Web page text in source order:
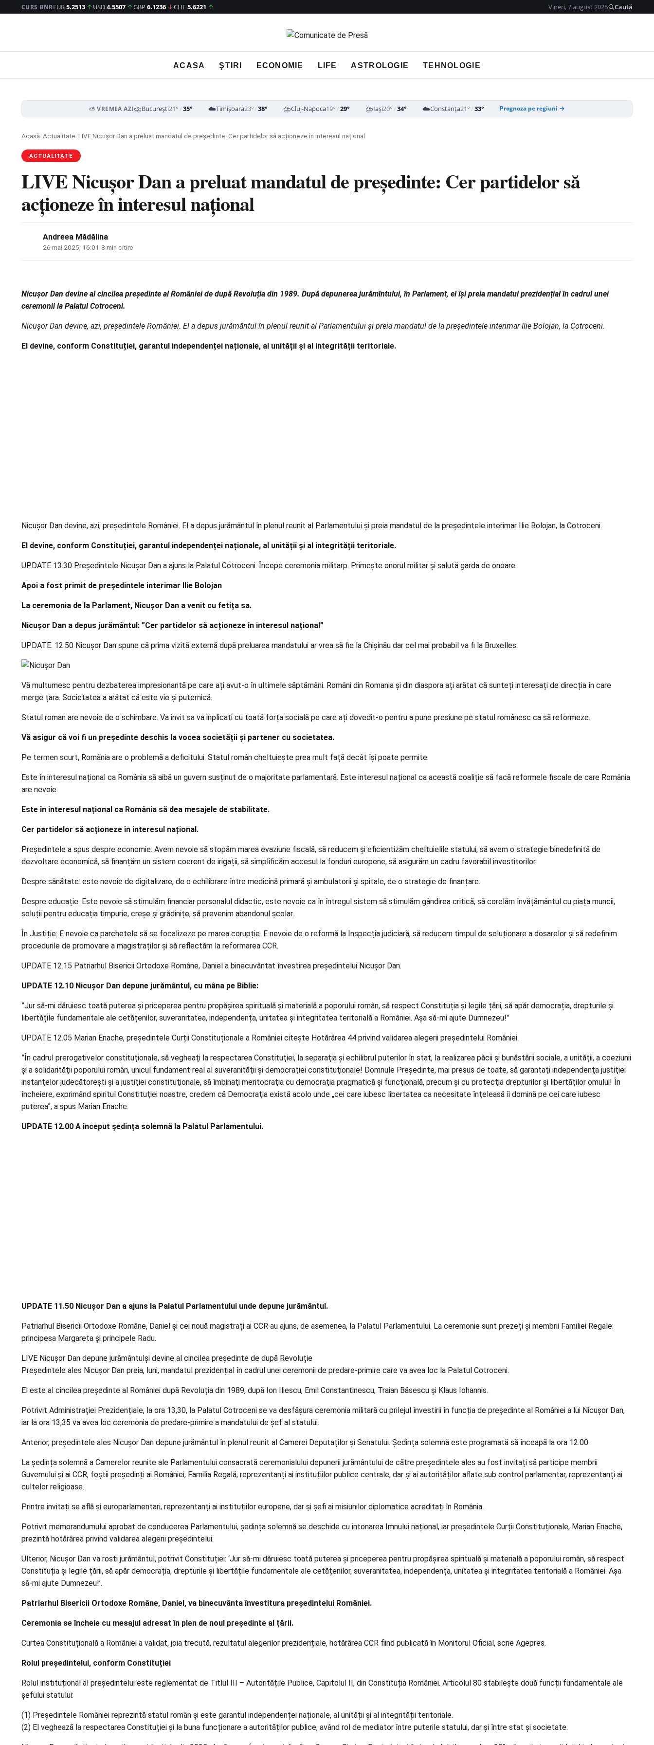
CURS BNR EUR5.2513 ↑USD4.5507 ↑GBP 6.1236 ↓CHF5.6221 ↑ Vineri, 7 august 2026 Caută
ACASA ŞTIRI ECONOMIE LIFE ASTROLOGIE TEHNOLOGIE
⛅ VREMEA AZI ⛈️București21°/35° ☁️Timișoara23°/38° ⛈️Cluj-Napoca19°/29° ⛈️Iași20°/34° ☁️Constanța21°/33° Prognoza pe regiuni →
Acasă/Actualitate/LIVE Nicușor Dan a preluat mandatul de președinte: Cer partidelor să acționeze în interesul național
ACTUALITATE
LIVE Nicușor Dan a preluat mandatul de președinte: Cer partidelor să
acționeze în interesul național
Andreea Mădălina
26 mai 2025, 16:01 8 min citire
Nicușor Dan devine al cincilea președinte al României de după Revoluția din 1989. După depunerea jurămîntului, în Parlament, el își preia mandatul prezidențial în cadrul unei
ceremonii la Palatul Cotroceni.
Nicușor Dan devine, azi, președintele României. El a depus jurământul în plenul reunit al Parlamentului și preia mandatul de la președintele interimar Ilie Bolojan, la Cotroceni.
El devine, conform Constituției, garantul independenței naționale, al unității și al integrității teritoriale.
Nicușor Dan devine, azi, președintele României. El a depus jurământul în plenul reunit al Parlamentului și preia mandatul de la președintele interimar Ilie Bolojan, la Cotroceni.
El devine, conform Constituției, garantul independenței naționale, al unității și al integrității teritoriale.
UPDATE 13.30 Președintele Nicușor Dan a ajuns la Palatul Cotroceni. Începe ceremonia militarp. Primește onorul militar și salută garda de onoare.
Apoi a fost primit de președintele interimar Ilie Bolojan
La ceremonia de la Parlament, Nicușor Dan a venit cu fetița sa.
Nicușor Dan a depus jurământul: ”Cer partidelor să acționeze în interesul național”
UPDATE. 12.50 Nicușor Dan spune că prima vizită externă după preluarea mandatului ar vrea să fie la Chișinău dar cel mai probabil va fi la Bruxelles.
Vă multumesc pentru dezbaterea impresionantă pe care ați avut-o în ultimele săptămâni. Români din Romania și din diaspora ați arătat că sunteți interesați de direcția în care
merge țara. Societatea a arătat că este vie și puternică.
Statul roman are nevoie de o schimbare. Va invit sa va inplicati cu toată forța socială pe care ați dovedit-o pentru a pune presiune pe statul românesc ca să reformeze.
Vă asigur că voi fi un președinte deschis la vocea societății și partener cu societatea.
Pe termen scurt, România are o problemă a deficitului. Statul român cheltuiește prea mult față decât își poate permite.
Este în interesul național ca România să aibă un guvern susținut de o majoritate parlamentară. Este interesul național ca această coaliție să facă reformele fiscale de care România
are nevoie.
Este în interesul național ca România să dea mesajele de stabilitate.
Cer partidelor să acționeze în interesul național.
Președintele a spus despre economie: Avem nevoie să stopăm marea evaziune fiscală, să reducem și eficientizăm cheltuielile statului, să avem o strategie binedefinită de
dezvoltare economică, să finanțăm un sistem coerent de irigații, să simplificăm accesul la fonduri europene, să asigurăm un cadru favorabil investitorilor.
Despre sănătate: este nevoie de digitalizare, de o echilibrare între medicină primară și ambulatorii și spitale, de o strategie de finanțare.
Despre educație: Este nevoie să stimulăm financiar personalul didactic, este nevoie ca în întregul sistem să stimulăm gândirea critică, să corelăm învățământul cu piața muncii,
soluții pentru educația timpurie, creșe și grădinițe, să prevenim abandonul școlar.
În Justiție: E nevoie ca parchetele să se focalizeze pe marea corupție. E nevoie de o reformă la Inspecția judiciară, să reducem timpul de soluționare a dosarelor și să redefinim
procedurile de promovare a magistraților și să reflectăm la reformarea CCR.
UPDATE 12.15 Patriarhul Bisericii Ortodoxe Române, Daniel a binecuvântat învestirea președintelui Nicușor Dan.
UPDATE 12.10 Nicușor Dan depune jurământul, cu mâna pe Biblie:
”Jur să-mi dăruiesc toată puterea și priceperea pentru propășirea spirituală și materială a poporului român, să respect Constituția și legile țării, să apăr democrația, drepturile și
libertățile fundamentale ale cetățenilor, suveranitatea, independența, unitatea și integritatea teritorială a României. Așa să-mi ajute Dumnezeu!”
UPDATE 12.05 Marian Enache, președintele Curții Constituționale a României citește Hotărârea 44 privind validarea alegerii președintelui României.
”În cadrul prerogativelor constituţionale, să vegheaţi la respectarea Constituţiei, la separaţia şi echilibrul puterilor în stat, la realizarea păcii şi bunăstării sociale, a unităţii, a coeziunii
şi a solidarităţii poporului român, unicul fundament real al suveranităţii şi democraţiei constituţionale! Domnule Preşedinte, mai presus de toate, să garantaţi independenţa justiţiei
instanţelor judecătoreşti şi a justiţiei constituţionale, să îmbinaţi meritocraţia cu democraţia pragmatică şi funcţională, precum şi cu protecţia drepturilor şi libertăţilor omului! În
încheiere, exprimând spiritul Constituţiei noastre, credem că Democraţia există acolo unde „cei care iubesc libertatea ca necesitate înţeleasă îi domină pe cei care iubesc
puterea”, a spus Marian Enache.
UPDATE 12.00 A început ședința solemnă la Palatul Parlamentului.
UPDATE 11.50 Nicușor Dan a ajuns la Palatul Parlamentului unde depune jurământul.
Patriarhul Bisericii Ortodoxe Române, Daniel și cei nouă magistrați ai CCR au ajuns, de asemenea, la Palatul Parlamentului. La ceremonie sunt prezeți și membrii Familiei Regale:
principesa Margareta și principele Radu.
LIVE Nicușor Dan depune jurământulși devine al cincilea președinte de după Revoluție
Președintele ales Nicușor Dan preia, luni, mandatul prezidențial în cadrul unei ceremonii de predare-primire care va avea loc la Palatul Cotroceni.
El este al cincilea președinte al României după Revoluția din 1989, după Ion Iliescu, Emil Constantinescu, Traian Băsescu și Klaus Iohannis.
Potrivit Administrației Prezidențiale, la ora 13,30, la Palatul Cotroceni se va desfășura ceremonia militară cu prilejul învestirii în funcția de președinte al României a lui Nicușor Dan,
iar la ora 13,35 va avea loc ceremonia de predare-primire a mandatului de șef al statului.
Anterior, președintele ales Nicușor Dan depune jurământul în plenul reunit al Camerei Deputaților și Senatului. Ședința solemnă este programată să înceapă la ora 12:00.
La ședința solemnă a Camerelor reunite ale Parlamentului consacrată ceremonialului depunerii jurământului de către președintele ales au fost invitați să participe membrii
Guvernului și ai CCR, foștii președinți ai României, Familia Regală, reprezentanți ai instituțiilor publice centrale, dar și ai autorităților aflate sub control parlamentar, reprezentanți ai
cultelor religioase.
Printre invitați se află și europarlamentari, reprezentanți ai instituțiilor europene, dar și șefi ai misiunilor diplomatice acreditați în România.
Potrivit memorandumului aprobat de conducerea Parlamentului, ședința solemnă se deschide cu intonarea Imnului național, iar președintele Curții Constituționale, Marian Enache,
prezintă hotărârea privind validarea alegerii președintelui.
Ulterior, Nicușor Dan va rosti jurământul, potrivit Constituției: ‘Jur să-mi dăruiesc toată puterea și priceperea pentru propășirea spirituală și materială a poporului român, să respect
Constituția și legile țării, să apăr democrația, drepturile și libertățile fundamentale ale cetățenilor, suveranitatea, independența, unitatea și integritatea teritorială a României. Așa
să-mi ajute Dumnezeu!’.
Patriarhul Bisericii Ortodoxe Române, Daniel, va binecuvânta învestitura președintelui României.
Ceremonia se încheie cu mesajul adresat în plen de noul președinte al țării.
Curtea Constituțională a României a validat, joia trecută, rezultatul alegerilor prezidențiale, hotărârea CCR fiind publicată în Monitorul Oficial, scrie Agepres.
Rolul președintelui, conform Constituției
Rolul instituțional al președintelui este reglementat de Titlul III – Autoritățile Publice, Capitolul II, din Constituția României. Articolul 80 stabilește două funcții fundamentale ale
șefului statului:
(1) Președintele României reprezintă statul român și este garantul independenței naționale, al unității și al integrității teritoriale.
(2) El veghează la respectarea Constituției și la buna funcționare a autorităților publice, având rol de mediator între puterile statului, dar și între stat și societate.